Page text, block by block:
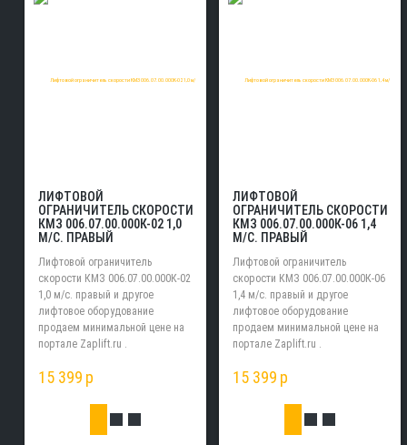
ЛИФТОВОЙ
ОГРАНИЧИТЕЛЬ СКОРОСТИ
КМЗ 006.07.00.000К-02 1,0
М/С. ПРАВЫЙ
Лифтовой ограничитель
скорости КМЗ 006.07.00.000К-02
1,0 м/с. правый и другое
лифтовое оборудование
продаем минимальной цене на
портале Zaplift.ru .
15 399 p
ЛИФТОВОЙ
ОГРАНИЧИТЕЛЬ СКОРОСТИ
КМЗ 006.07.00.000К-06 1,4
М/С. ПРАВЫЙ
Лифтовой ограничитель
скорости КМЗ 006.07.00.000К-06
1,4 м/с. правый и другое
лифтовое оборудование
продаем минимальной цене на
портале Zaplift.ru .
15 399 p